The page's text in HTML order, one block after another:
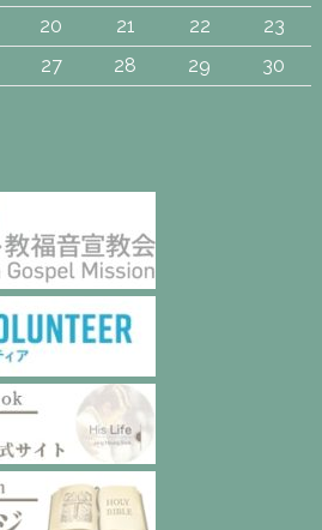
20 21 22
23
27 28 29
30